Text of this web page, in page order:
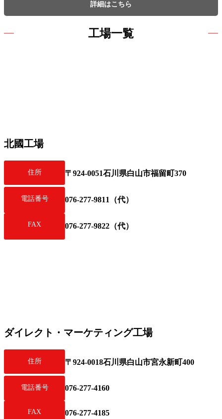
詳細はこちら
工場一覧
北國工場
住所 〒924-0051石川県白山市福留町370
電話番号 076-277-9811（代）
FAX 076-277-9822（代）
ダイレクト・マーケティング工場
住所 〒924-0018石川県白山市宮永新町400
電話番号 076-277-4160
FAX 076-277-4185